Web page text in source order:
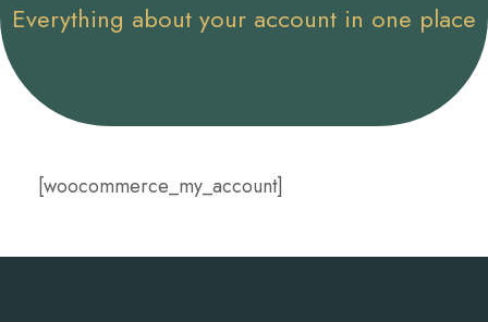
Everything about your account in one place
[woocommerce_my_account]